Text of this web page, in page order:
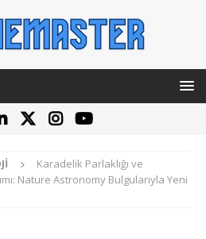
Karadelik Parlaklığı ve
Nature Astronomy Bulgularıyla Yeni